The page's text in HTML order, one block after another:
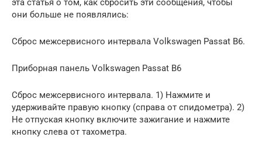
они больше не появлялись:
Сброс межсервисного интервала Volkswagen Passat B6.
Приборная панель Volkswagen Passat B6
Сброс межсервисного интервала. 1) Нажмите и
удерживайте правую кнопку (справа от спидометра). 2)
Не отпуская кнопку включите зажигание и нажмите
кнопку слева от тахометра.